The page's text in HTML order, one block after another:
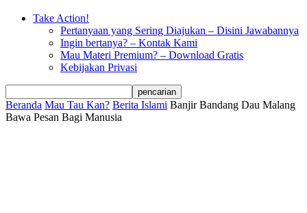
Take Action!
Pertanyaan yang Sering Diajukan – Disini Jawabannya
Ingin bertanya? – Kontak Kami
Mau Materi Premium? – Download Gratis
Kebijakan Privasi
Beranda Mau Tau Kan? Berita Islami Banjir Bandang Dau Malang
Bawa Pesan Bagi Manusia